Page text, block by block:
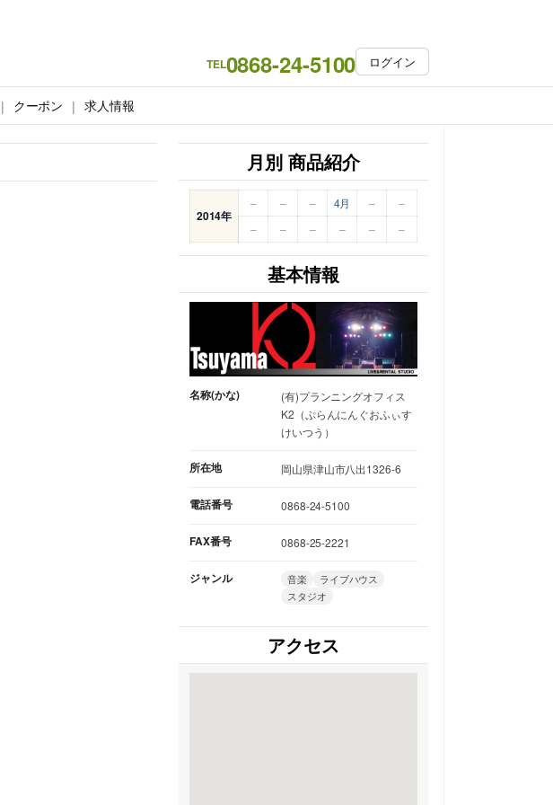
TEL0868-24-5100 ログイン
クーポン 求人情報
月別 商品紹介
2014年
– – – 4月 –
–
–
– – – – –
基本情報
名称(かな)
(有)プランニングオフィス
K2（ぷらんにんぐおふぃす
けいつう）
所在地 岡山県津山市八出1326-6
電話番号 0868-24-5100
FAX番号 0868-25-2221
ジャンル 音楽
ライブハウス
スタジオ
アクセス